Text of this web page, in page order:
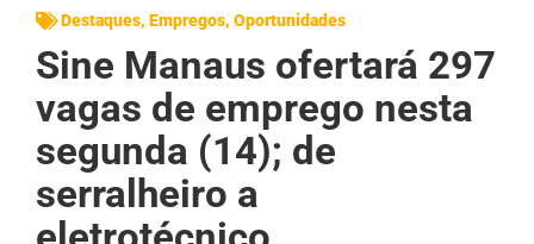
Destaques, Empregos, Oportunidades
Sine Manaus ofertará 297
vagas de emprego nesta
segunda (14); de
serralheiro a